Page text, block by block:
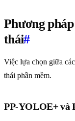
Phương
thái#
Việc lựa chọn giữa
thái phần mềm.
PP-YOLOE+ và